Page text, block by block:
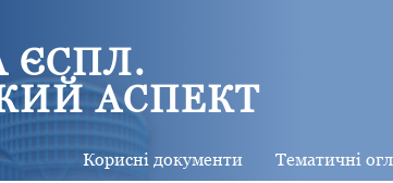
ЄСПЛ.
АСПЕКТ
Корисні документи Тематичні